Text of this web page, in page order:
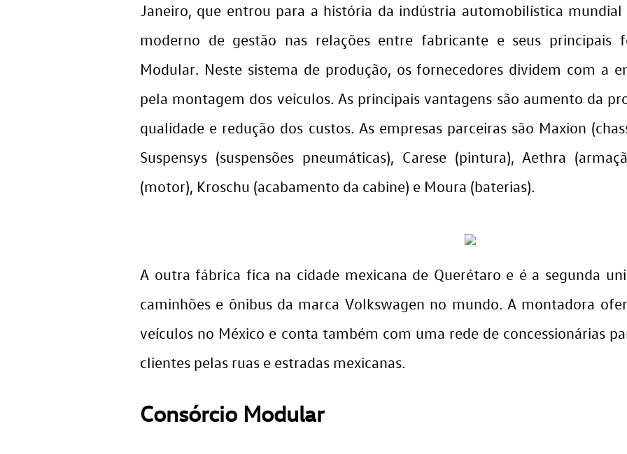
Janeiro, que entrou para a história da indústria automobilística
moderno de gestão nas relações entre fabricante e seus principais
Modular. Neste sistema de produção, os fornecedores dividem com a
pela montagem dos veículos. As principais vantagens são aumento da
qualidade e redução dos custos. As empresas parceiras são Maxion
Suspensys (suspensões pneumáticas), Carese (pintura), Aethra
(motor), Kroschu (acabamento da cabine) e Moura (baterias).
A outra fábrica fica na cidade mexicana de Querétaro e é a segunda
caminhões e ônibus da marca Volkswagen no mundo. A montadora
veículos no México e conta também com uma rede de concessionárias
clientes pelas ruas e estradas mexicanas.
Consórcio Modular